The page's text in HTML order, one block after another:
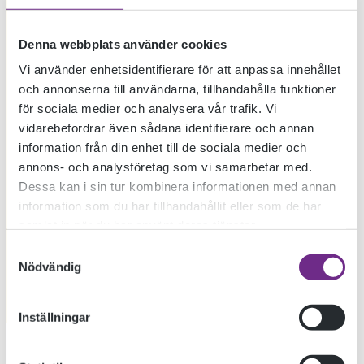
Denna webbplats använder cookies
Vi använder enhetsidentifierare för att anpassa innehållet
och annonserna till användarna, tillhandahålla funktioner
för sociala medier och analysera vår trafik. Vi
vidarebefordrar även sådana identifierare och annan
information från din enhet till de sociala medier och
annons- och analysföretag som vi samarbetar med.
Dessa kan i sin tur kombinera informationen med annan
information som du har tillhandahållit eller som de har
Nödvändig
Inställningar